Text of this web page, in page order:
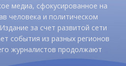
медиа, сфокусированное на
человека и политическом
за счет развитой сети
события из разных регионов
журналистов продолжают